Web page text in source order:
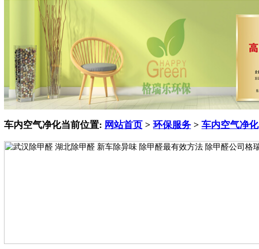
车内空气净化当前位置: 网站首页 >环保服务 > 车内空气净化